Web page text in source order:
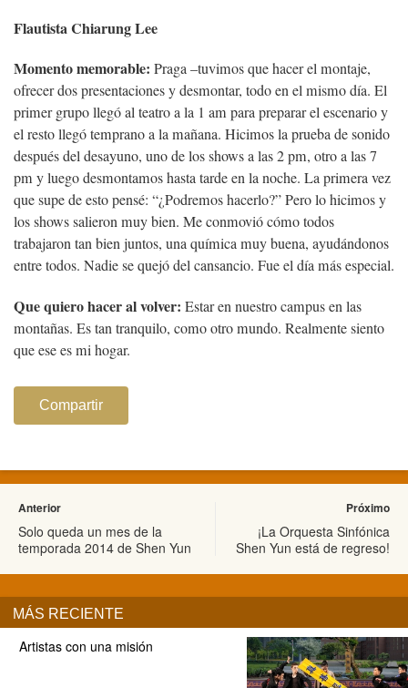
Flautista Chiarung Lee
Momento memorable: Praga –tuvimos que hacer el montaje,
ofrecer dos presentaciones y desmontar, todo en el mismo día. El
primer grupo llegó al teatro a la 1 am para preparar el escenario y
el resto llegó temprano a la mañana. Hicimos la prueba de sonido
después del desayuno, uno de los shows a las 2 pm, otro a las 7
pm y luego desmontamos hasta tarde en la noche. La primera vez
que supe de esto pensé: “¿Podremos hacerlo?” Pero lo hicimos y
los shows salieron muy bien. Me conmovió cómo todos
trabajaron tan bien juntos, una química muy buena, ayudándonos
entre todos. Nadie se quejó del cansancio. Fue el día más especial.
Que quiero hacer al volver: Estar en nuestro campus en las
montañas. Es tan tranquilo, como otro mundo. Realmente siento
que ese es mi hogar.
Compartir
Anterior
Solo queda un mes de la
temporada 2014 de Shen Yun
Próximo
¡La Orquesta Sinfónica
Shen Yun está de regreso!
MÁS RECIENTE
Artistas con una misión